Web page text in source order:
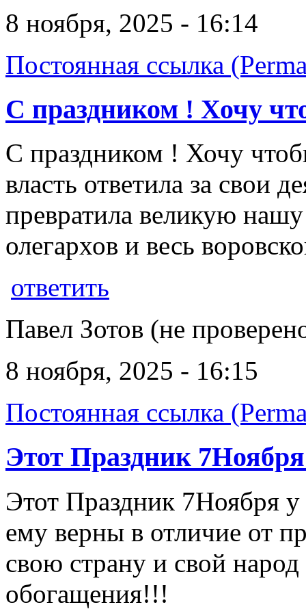
8 ноября, 2025 - 16:14
Постоянная ссылка
С праздником ! Хочу
С праздником ! Хочу
власть ответила за свои
превратила великую
олегархов и весь
ответить
Павел Зотов (не
8 ноября, 2025 - 16:15
Постоянная ссылка
Этот Праздник
Этот Праздник 7Ноября
ему верны в отличие от
свою страну и свой народ
обогащения!!!